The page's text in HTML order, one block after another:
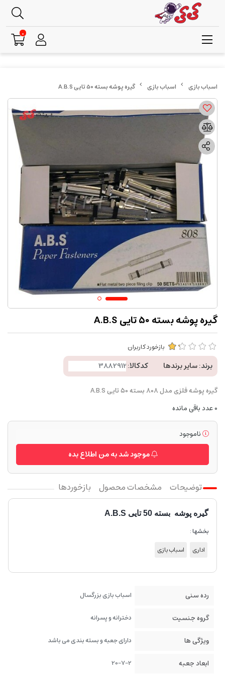
اسباب بازی گیره پوشه بسته 50 تایی A.B.S
گیره پوشه بسته 50 تایی A.B.S
بازخورد کاربران
برند:سایر برندها کدکالا:
گیره پوشه فلزی مدل 808 بسته 50 تایی A.B.S
0عدد باقی مانده
ناموجود
موجود شد به من اطلاع بده
توضیحات مشخصات محصول بازخوردها
گیره پوشه بسته 50 تایی A.B.S
بخشها :
اداری
اسباب بازی
رده سنی اسباب بازی بزرگسال
گروه جنسیت دخترانه و پسرانه
ویژگی ها دارای جعبه و بسته بندی می باشد
ابعاد جعبه 20-7-2
0